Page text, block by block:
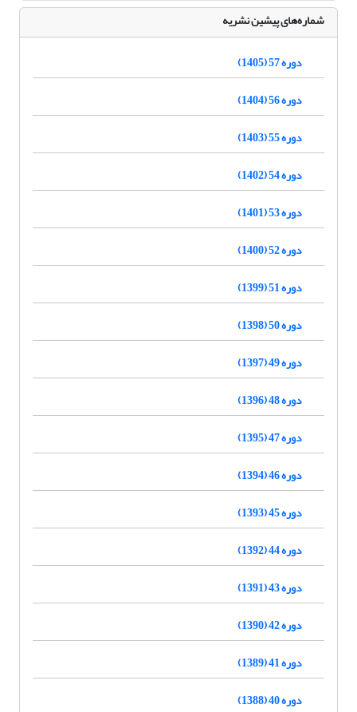
شماره‌های پیشین نشریه
دوره 57 (1405)
دوره 56 (1404)
دوره 55 (1403)
دوره 54 (1402)
دوره 53 (1401)
دوره 52 (1400)
دوره 51 (1399)
دوره 50 (1398)
دوره 49 (1397)
دوره 48 (1396)
دوره 47 (1395)
دوره 46 (1394)
دوره 45 (1393)
دوره 44 (1392)
دوره 43 (1391)
دوره 42 (1390)
دوره 41 (1389)
دوره 40 (1388)